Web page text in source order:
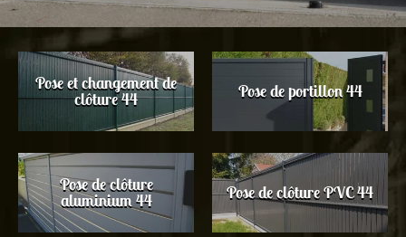
Pose et changement de
clôture 44 Pose de portillon 44
Pose de clôture
aluminium 44 Pose de clôture PVC 44